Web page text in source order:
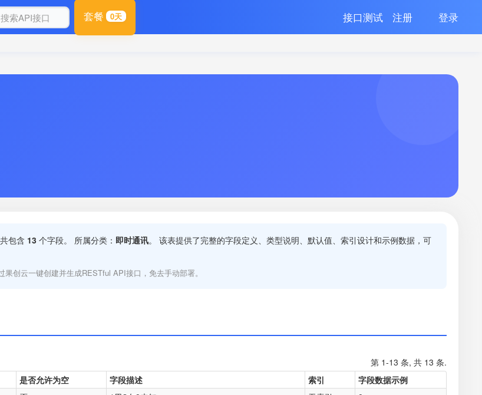
套餐 0天 接口测试 注册 登录
共包含 13 个字段。 所属分类： 即时通讯。 该表提供了完整的字段定义、类型说明、默认值、索引设计和示例数据，可
创云一键创建并生成RESTful API接口，免去手动部署。
第 1-13 条, 共 13 条.
是否允许为空 字段描述 索引
字段数据示例